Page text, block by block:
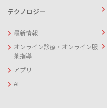
テクノロジー
最新情報
オンライン診療・オンライン服
薬指導
アプリ
AI